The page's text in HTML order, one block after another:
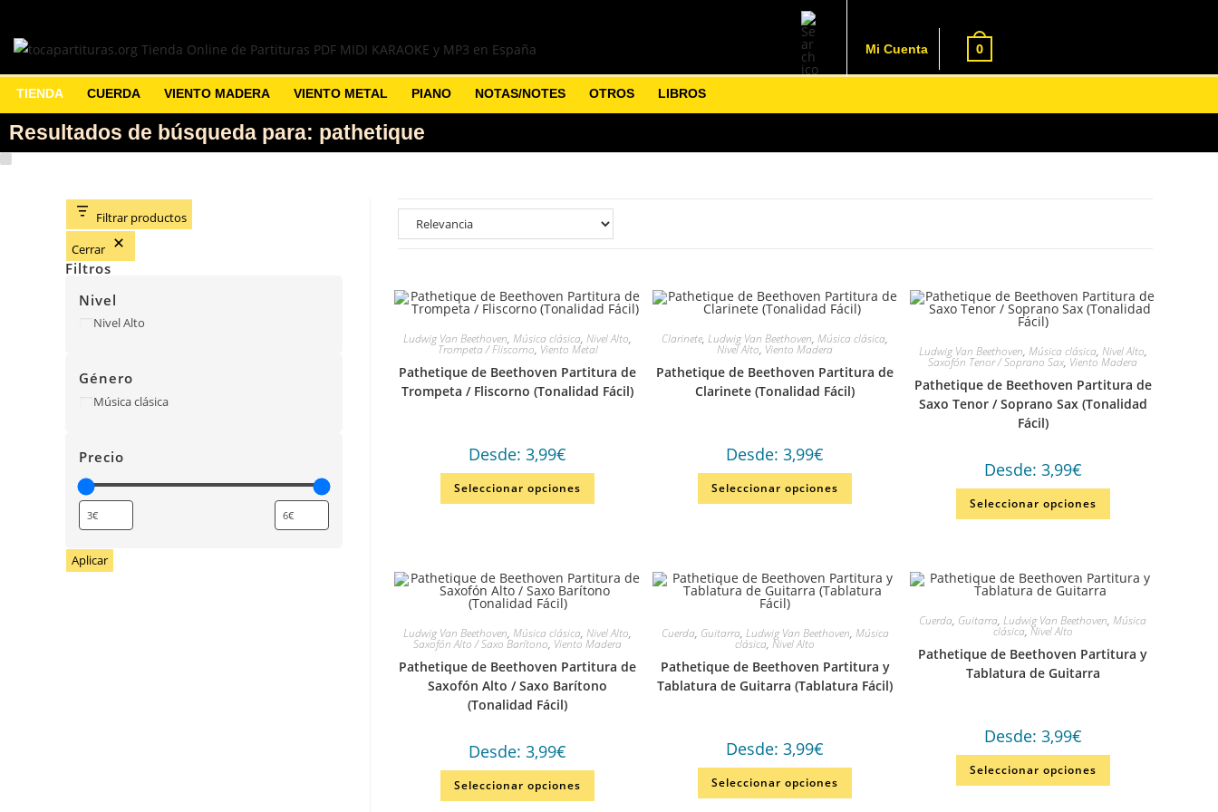
Mi Cuenta 0
TIENDA CUERDA VIENTO MADERA VIENTO METAL PIANO NOTAS/NOTES OTROS LIBROS
Resultados de búsqueda para: pathetique
Filtrar productos
Cerrar
Filtros
Nivel
Nivel Alto
Género
Música clásica
Precio
Aplicar
Ludwig Van Beethoven,Música clásica,Nivel Alto,
Trompeta / Fliscorno, Viento Metal
Pathetique de Beethoven Partitura de
Trompeta / Fliscorno (Tonalidad Fácil)
Desde:3,99€
Seleccionar opciones
Clarinete,Ludwig Van Beethoven,Música clásica,
Nivel Alto, Viento Madera
Pathetique de Beethoven Partitura de
Clarinete (Tonalidad Fácil)
Desde:3,99€
Seleccionar opciones
Ludwig Van Beethoven, Música clásica, Nivel Alto,
Saxofón Tenor / Soprano Sax, Viento Madera
Pathetique de Beethoven Partitura de
Saxo Tenor / Soprano Sax (Tonalidad
Fácil)
Desde: 3,99€
Seleccionar opciones
Ludwig Van Beethoven,Música clásica,Nivel Alto,
Saxofón Alto / Saxo Barítono, Viento Madera
Pathetique de Beethoven Partitura de
Saxofón Alto / Saxo Barítono
(Tonalidad Fácil)
Desde:3,99€
Seleccionar opciones
Cuerda, Guitarra, Ludwig Van Beethoven, Música
clásica,Nivel Alto
Pathetique de Beethoven Partitura y
Tablatura de Guitarra (Tablatura Fácil)
Desde:3,99€
Seleccionar opciones
Cuerda, Guitarra,Ludwig Van Beethoven,Música
clásica, Nivel Alto
Pathetique de Beethoven Partitura y
Tablatura de Guitarra
Desde: 3,99€
Seleccionar opciones